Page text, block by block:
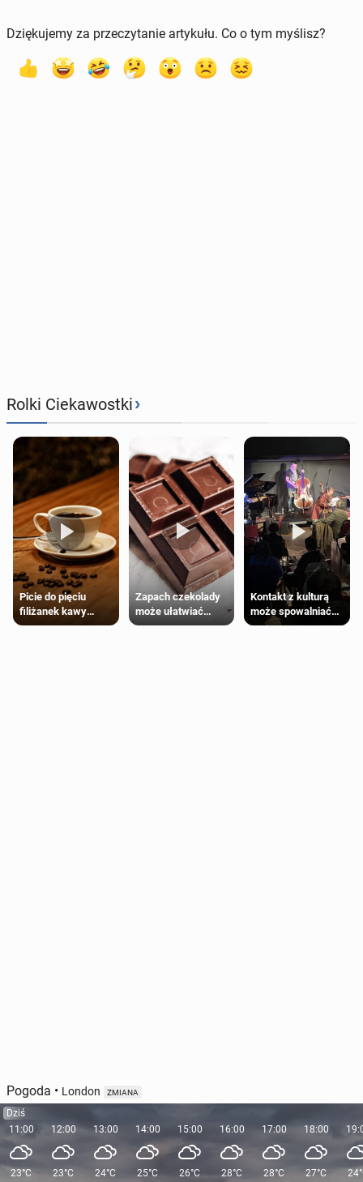
Dziękujemy za przeczytanie artykułu. Co o tym myślisz?
Rolki Ciekawostki›
Picie do pięciu
filiżanek kawy
dziennie jest
Zapach czekolady
może ułatwiać
trening siłowy
Kontakt z kulturą
może spowalniać
starzenie
Pogoda • London ZMIANA
Dziś
11:00
23°C
12:00
23°C
13:00
24°C
14:00
25°C
15:00
26°C
16:00
28°C
17:00
28°C
18:00
27°C